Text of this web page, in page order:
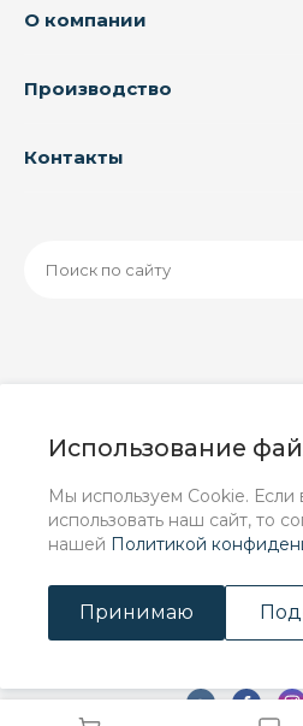
Использование
Мы используем Cookie.
использовать наш сайт, то
нашей Политикой
Принимаю
О компании
Производство
Контакты
информационный характер и
положениями